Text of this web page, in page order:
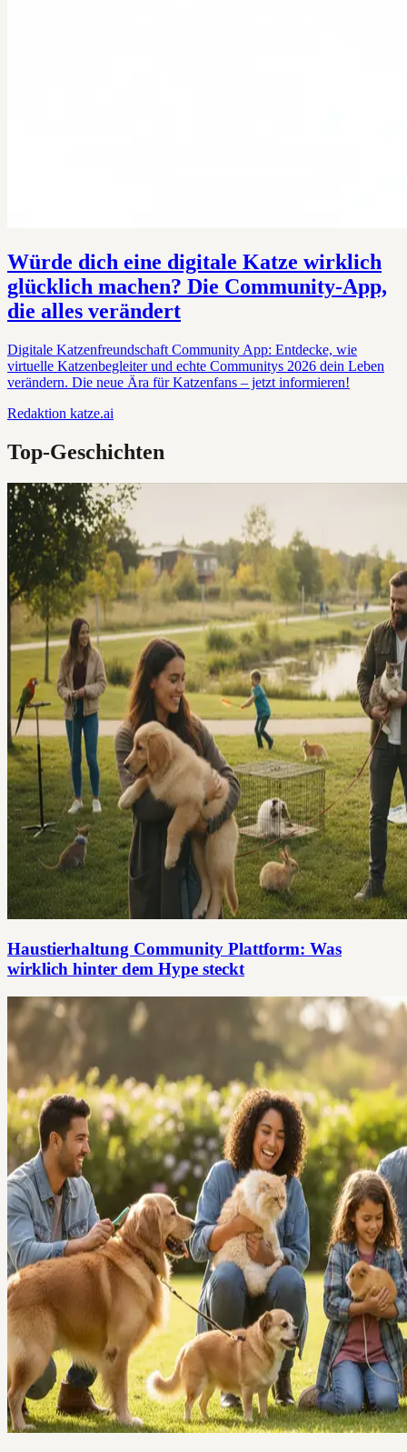
Würde dich eine digitale Katze wirklich
glücklich machen? Die Community-App,
die alles verändert
Digitale Katzenfreundschaft Community App: Entdecke, wie
virtuelle Katzenbegleiter und echte Communitys 2026 dein Leben
verändern. Die neue Ära für Katzenfans – jetzt informieren!
Redaktion katze.ai
Top-Geschichten
Haustierhaltung Community Plattform: Was
wirklich hinter dem Hype steckt